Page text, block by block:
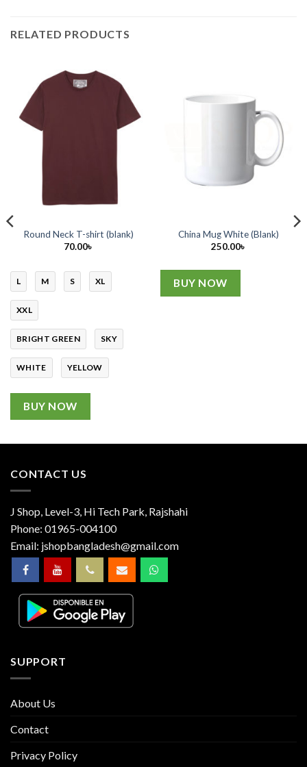
RELATED PRODUCTS
Round Neck T-shirt (blank)
70.00৳
L M S XL
XXL
BRIGHT GREEN SKY
WHITE YELLOW
BUY NOW
China Mug White (Blank)
250.00৳
BUY NOW
CONTACT US
J Shop, Level-3, Hi Tech Park, Rajshahi
Phone: 01965-004100
Email: jshopbangladesh@gmail.com
SUPPORT
About Us
Contact
Privacy Policy